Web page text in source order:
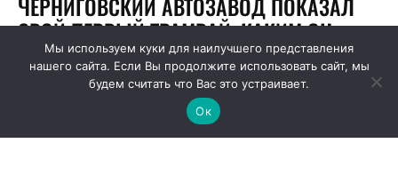
Мы используем куки для наилучшего представления
нашего сайта. Если Вы продолжите использовать сайт, мы
будем считать что Вас это устраивает.
Ок